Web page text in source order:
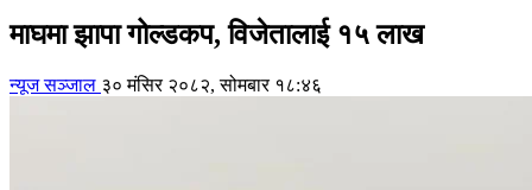
माघमा झापा गोल्डकप, विजेतालाई १५ लाख
न्यूज सञ्जाल ३० मंसिर २०८२, सोमबार १८:४६